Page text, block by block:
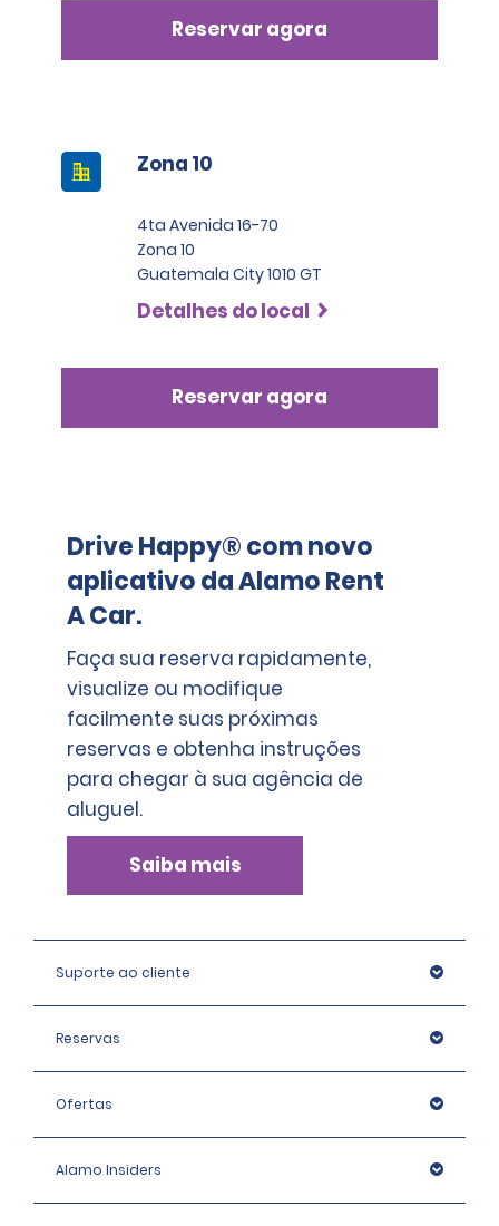
Reservar agora
Zona 10
4ta Avenida 16-70
Zona 10
Guatemala City 1010 GT
Detalhes do local
Reservar agora
Drive Happy® com novo
aplicativo da Alamo Rent
A Car.
Faça sua reserva rapidamente,
visualize ou modifique
facilmente suas próximas
reservas e obtenha instruções
para chegar à sua agência de
aluguel.
Saiba mais
Suporte ao cliente
Reservas
Ofertas
Alamo Insiders